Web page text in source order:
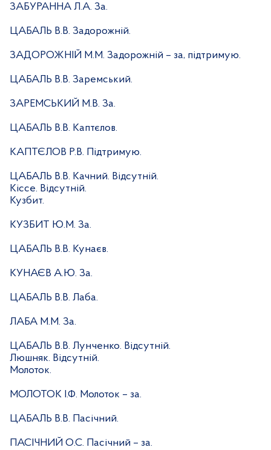
ЗАБУРАННА Л.А. За.
ЦАБАЛЬ В.В. Задорожній.
ЗАДОРОЖНІЙ М.М. Задорожній – за, підтримую.
ЦАБАЛЬ В.В. Заремський.
ЗАРЕМСЬКИЙ М.В. За.
ЦАБАЛЬ В.В. Каптєлов.
КАПТЄЛОВ Р.В. Підтримую.
ЦАБАЛЬ В.В. Качний. Відсутній.
Кіссе. Відсутній.
Кузбит.
КУЗБИТ Ю.М. За.
ЦАБАЛЬ В.В. Кунаєв.
КУНАЄВ А.Ю. За.
ЦАБАЛЬ В.В. Лаба.
ЛАБА М.М. За.
ЦАБАЛЬ В.В. Лунченко. Відсутній.
Люшняк. Відсутній.
Молоток.
МОЛОТОК І.Ф. Молоток – за.
ЦАБАЛЬ В.В. Пасічний.
ПАСІЧНИЙ О.С. Пасічний – за.